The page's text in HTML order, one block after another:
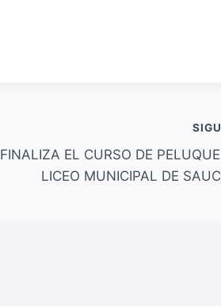
FINALIZA EL CURSO DE
LICEO MUNICIPAL DE